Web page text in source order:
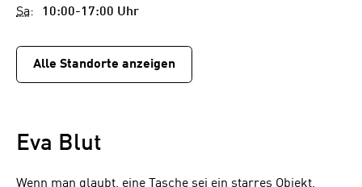
Sa: 10:00-17:00 Uhr
Alle Standorte anzeigen
Eva Blut
Wenn man glaubt, eine Tasche sei ein starres Objekt,